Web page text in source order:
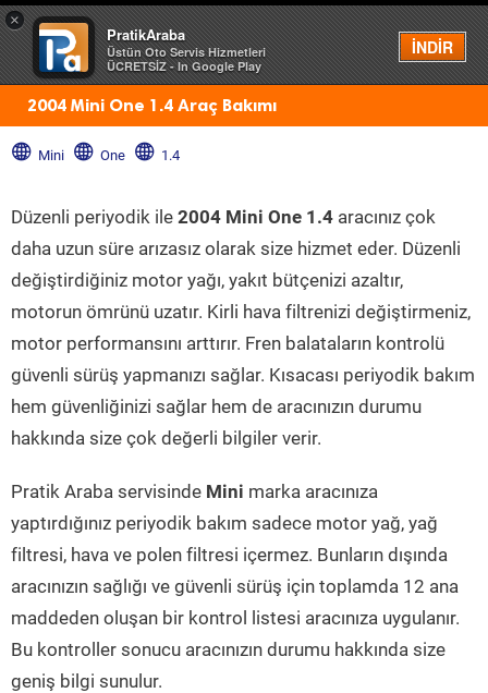
×
PratikAraba
Üstün Oto Servis Hizmetleri
ÜCRETSİZ - In Google Play
İNDİR
Menü
2004 Mini One 1.4 Araç Bakımı
Mini One 1.4
Düzenli periyodik ile 2004 Mini One 1.4 aracınız çok
daha uzun süre arızasız olarak size hizmet eder. Düzenli
değiştirdiğiniz motor yağı, yakıt bütçenizi azaltır,
motorun ömrünü uzatır. Kirli hava filtrenizi değiştirmeniz,
motor performansını arttırır. Fren balataların kontrolü
güvenli sürüş yapmanızı sağlar. Kısacası periyodik bakım
hem güvenliğinizi sağlar hem de aracınızın durumu
hakkında size çok değerli bilgiler verir.
Pratik Araba servisinde Mini marka aracınıza
yaptırdığınız periyodik bakım sadece motor yağ, yağ
filtresi, hava ve polen filtresi içermez. Bunların dışında
aracınızın sağlığı ve güvenli sürüş için toplamda 12 ana
maddeden oluşan bir kontrol listesi aracınıza uygulanır.
Bu kontroller sonucu aracınızın durumu hakkında size
geniş bilgi sunulur.